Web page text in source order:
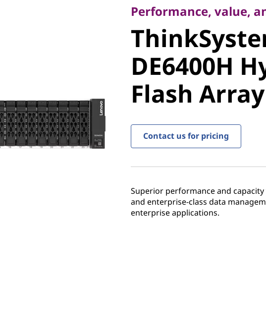
DE6400H
Flash Array
Performance, value,
DE6400H
Flash Array
Contact us for pricing
Superior performance and
and enterprise-class data
enterprise applications.